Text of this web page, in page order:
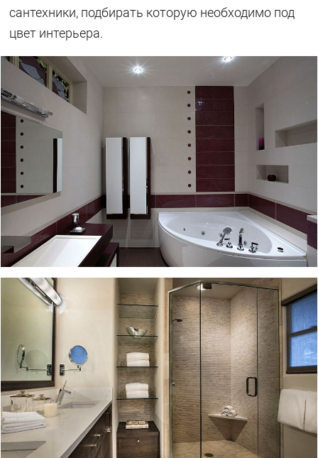
сантехники, подбирать которую необходимо под
цвет интерьера.